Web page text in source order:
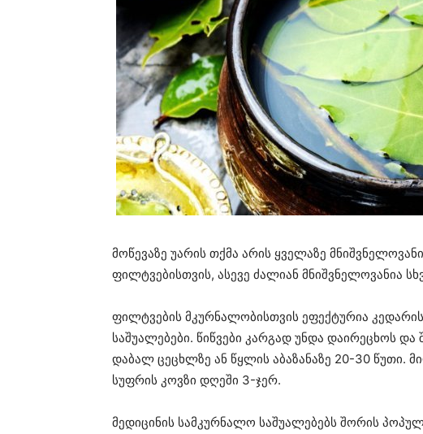
მოწევაზე უარის თქმა არის ყველაზე
ფილტვებისთვის, ასევე ძალიან მნიშვნელოვანია
ფილტვების მკურნალობისთვის ეფექტურია
საშუალებები. წიწვები კარგად უნდა დაირეცხოს
დაბალ ცეცხლზე ან წყლის აბაზანაზე 20-30 წუთი.
სუფრის კოვზი დღეში 3-ჯერ.
მედიცინის სამკურნალო საშუალებებს შორის